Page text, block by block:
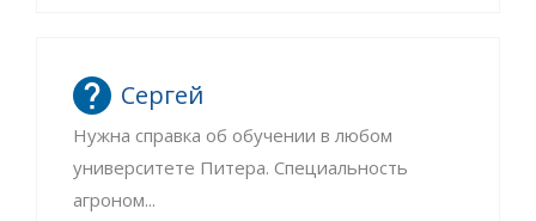
Сергей
Нужна справка об обучении в любом
университете Питера. Специальность
агроном...